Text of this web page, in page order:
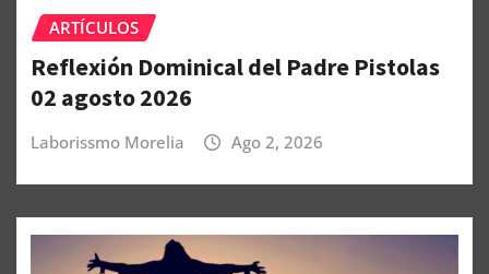
ARTÍCULOS
Reflexión Dominical del Padre Pistolas
02 agosto 2026
Laborissmo Morelia Ago 2, 2026